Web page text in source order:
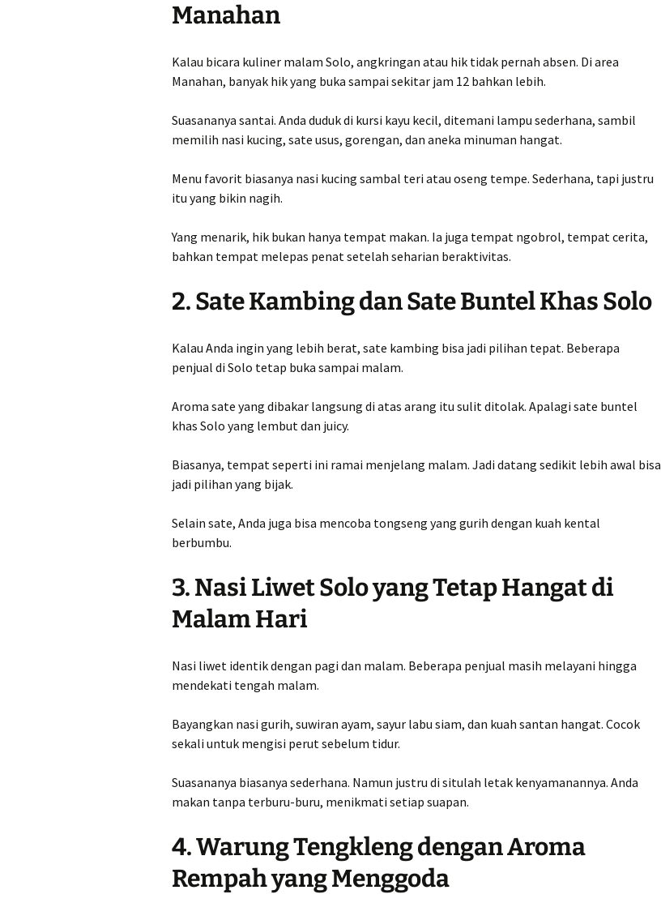
Manahan
Kalau bicara kuliner malam Solo, angkringan atau hik tidak pernah absen. Di area
Manahan, banyak hik yang buka sampai sekitar jam 12 bahkan lebih.
Suasananya santai. Anda duduk di kursi kayu kecil, ditemani lampu sederhana, sambil
memilih nasi kucing, sate usus, gorengan, dan aneka minuman hangat.
Menu favorit biasanya nasi kucing sambal teri atau oseng tempe. Sederhana, tapi justru
itu yang bikin nagih.
Yang menarik, hik bukan hanya tempat makan. Ia juga tempat ngobrol, tempat cerita,
bahkan tempat melepas penat setelah seharian beraktivitas.
2. Sate Kambing dan Sate Buntel Khas Solo
Kalau Anda ingin yang lebih berat, sate kambing bisa jadi pilihan tepat. Beberapa
penjual di Solo tetap buka sampai malam.
Aroma sate yang dibakar langsung di atas arang itu sulit ditolak. Apalagi sate buntel
khas Solo yang lembut dan juicy.
Biasanya, tempat seperti ini ramai menjelang malam. Jadi datang sedikit lebih awal bisa
jadi pilihan yang bijak.
Selain sate, Anda juga bisa mencoba tongseng yang gurih dengan kuah kental
berbumbu.
3. Nasi Liwet Solo yang Tetap Hangat di
Malam Hari
Nasi liwet identik dengan pagi dan malam. Beberapa penjual masih melayani hingga
mendekati tengah malam.
Bayangkan nasi gurih, suwiran ayam, sayur labu siam, dan kuah santan hangat. Cocok
sekali untuk mengisi perut sebelum tidur.
Suasananya biasanya sederhana. Namun justru di situlah letak kenyamanannya. Anda
makan tanpa terburu-buru, menikmati setiap suapan.
4. Warung Tengkleng dengan Aroma
Rempah yang Menggoda